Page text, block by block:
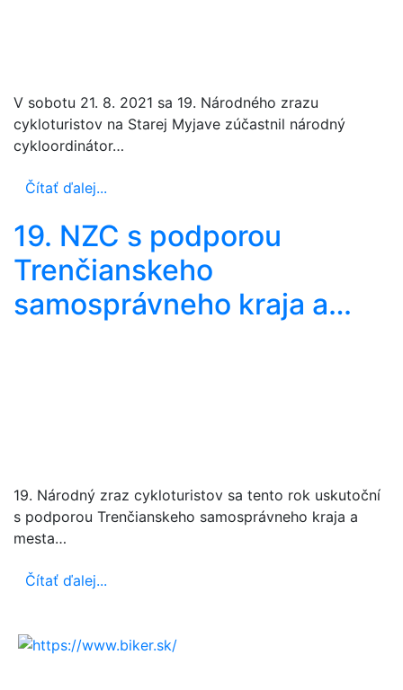
V sobotu 21. 8. 2021 sa 19. Národného zrazu
cykloturistov na Starej Myjave zúčastnil národný
cykloordinátor…
Čítať ďalej...
19. NZC s podporou
Trenčianskeho
samosprávneho kraja a…
19. Národný zraz cykloturistov sa tento rok uskutoční
s podporou Trenčianskeho samosprávneho kraja a
mesta…
Čítať ďalej...